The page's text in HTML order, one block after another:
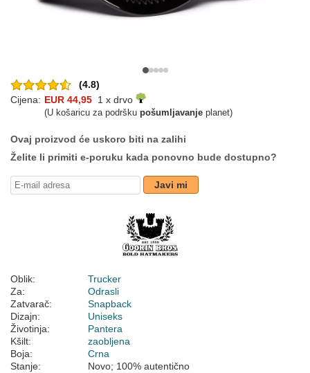
(4.8)
Cijena: EUR 44,95 1 x drvo
(U košaricu za podršku pošumljavanje planet)
Ovaj proizvod će uskoro biti na zalihi
Želite li primiti e-poruku kada ponovno bude dostupno?
Javi mi
Oblik:
Trucker
Za:
Odrasli
Zatvarač:
Snapback
Dizajn:
Uniseks
Životinja:
Pantera
Kšilt:
zaobljena
Boja:
Crna
Stanje:
Novo; 100% autentično